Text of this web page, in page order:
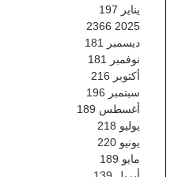
يناير 197
2025
2366
ديسمبر
181
نوفمبر
181
أكتوبر 216
سبتمبر 196
أغسطس 189
يوليو 218
يونيو 220
مايو 189